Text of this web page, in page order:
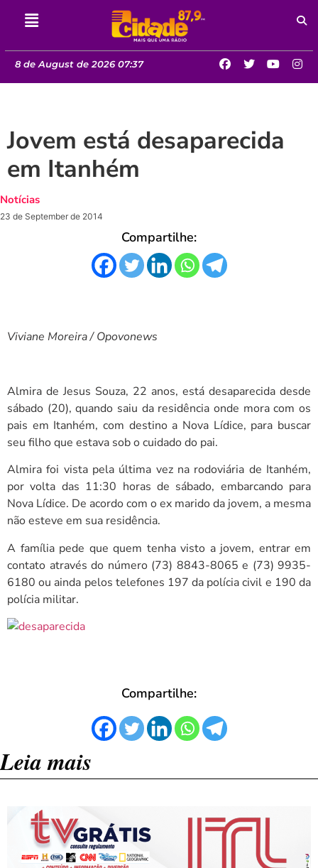
8 de August de 2026 07:37
Jovem está desaparecida
em Itanhém
Notícias
23 de September de 2014
Compartilhe:
Viviane Moreira / Opovonews
Almira de Jesus Souza, 22 anos, está desaparecida desde
sábado (20), quando saiu da residência onde mora com os
pais em Itanhém, com destino a Nova Lídice, para buscar
seu filho que estava sob o cuidado do pai.
Almira foi vista pela última vez na rodoviária de Itanhém,
por volta das 11:30 horas de sábado, embarcando para
Nova Lídice. De acordo com o ex marido da jovem, a mesma
não esteve em sua residência.
A família pede que quem tenha visto a jovem, entrar em
contato através do número (73) 8843-8065 e (73) 9935-
6180 ou ainda pelos telefones 197 da polícia civil e 190 da
polícia militar.
Compartilhe:
Leia mais